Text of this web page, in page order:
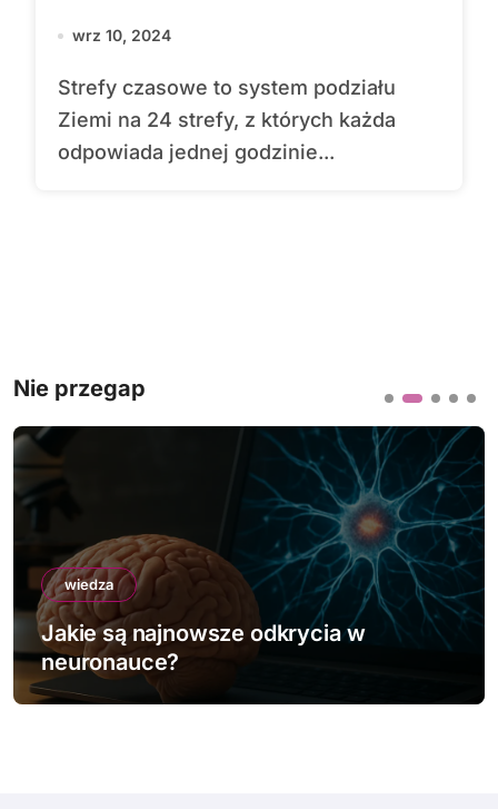
wrz 10, 2024
Strefy czasowe to system podziału
Ziemi na 24 strefy, z których każda
odpowiada jednej godzinie...
Nie przegap
wiedza
Jakie są najnowsze odkrycia w
neuronauce?